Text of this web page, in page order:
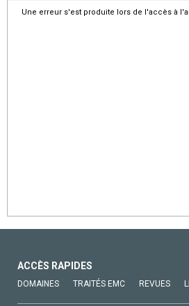
Une erreur s'est produite lors de l'accès à
ACCÈS RAPIDES
DOMAINES TRAITÉS EMC REVUES